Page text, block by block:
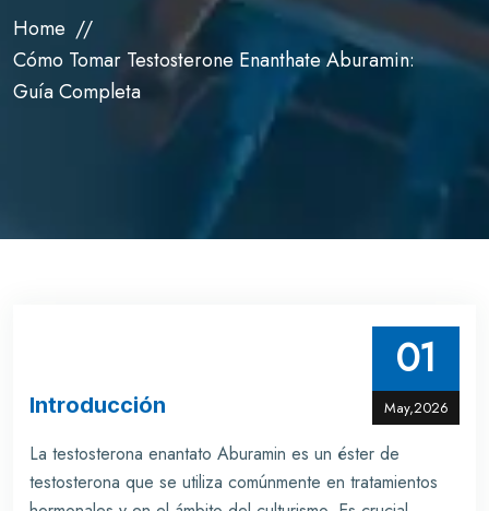
Home
Cómo Tomar Testosterone Enanthate Aburamin:
Guía Completa
01
May,2026
Introducción
La testosterona enantato Aburamin es un éster de
testosterona que se utiliza comúnmente en tratamientos